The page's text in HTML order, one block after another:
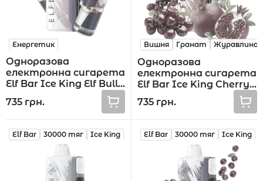
Енергетик
Одноразова
електронна сигарета
Elf Bar Ice King Elf Bull
735 грн.
Вишня Гранат Журавлина
Одноразова
електронна сигарета
Elf Bar Ice King Cherry
Pomegranate
Cranberry 30000 тяг
735 грн.
Elf Bar 30000 тяг Ice King Elf Bar 30000 тяг Ice King